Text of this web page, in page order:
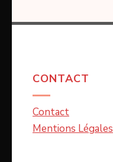
CONTACT
Contact
Mentions Légales